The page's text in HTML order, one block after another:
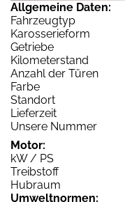
Allgemeine Daten:
Fahrzeugtyp
Karosserieform
Getriebe
Kilometerstand
Anzahl der Türen
Farbe
Standort
Lieferzeit
Unsere Nummer
Motor:
kW / PS
Treibstoff
Hubraum
Umweltnormen: